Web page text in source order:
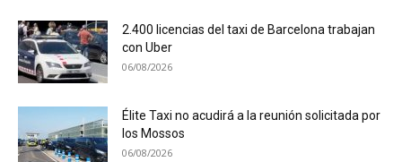
2.400 licencias del taxi de Barcelona trabajan
con Uber
06/08/2026
Élite Taxi no acudirá a la reunión solicitada por
los Mossos
06/08/2026